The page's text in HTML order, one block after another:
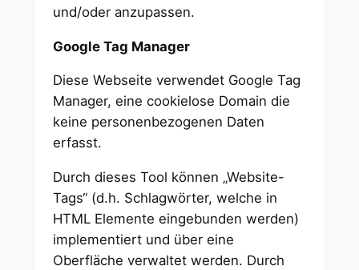
und/oder anzupassen.
Google Tag Manager
Diese Webseite verwendet Google Tag
Manager, eine cookielose Domain die
keine personenbezogenen Daten
erfasst.
Durch dieses Tool können „Website-
Tags“ (d.h. Schlagwörter, welche in
HTML Elemente eingebunden werden)
implementiert und über eine
Oberfläche verwaltet werden. Durch